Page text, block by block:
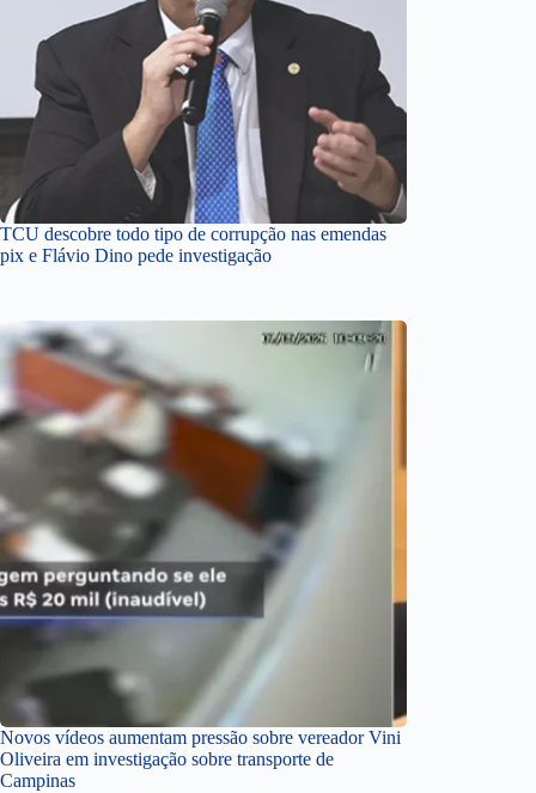
TCU descobre todo tipo de corrupção nas emendas
pix e Flávio Dino pede investigação
Novos vídeos aumentam pressão sobre vereador Vini
Oliveira em investigação sobre transporte de
Campinas